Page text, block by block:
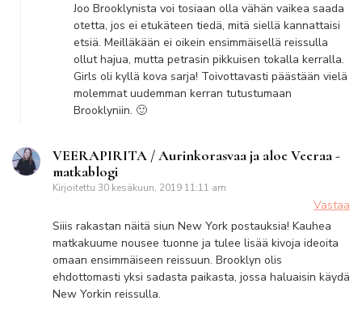
Joo Brooklynista voi tosiaan olla vähän vaikea saada
otetta, jos ei etukäteen tiedä, mitä siellä kannattaisi
etsiä. Meilläkään ei oikein ensimmäisellä reissulla
ollut hajua, mutta petrasin pikkuisen tokalla kerralla.
Girls oli kyllä kova sarja! Toivottavasti päästään vielä
molemmat uudemman kerran tutustumaan
Brooklyniin. 🙂
VEERAPIRITA / Aurinkorasvaa ja aloe Veeraa -
matkablogi
Kirjoitettu 30 kesäkuun, 2019 11:11 am
Vastaa
Siiis rakastan näitä siun New York postauksia! Kauhea
matkakuume nousee tuonne ja tulee lisää kivoja ideoita
omaan ensimmäiseen reissuun. Brooklyn olis
ehdottomasti yksi sadasta paikasta, jossa haluaisin käydä
New Yorkin reissulla.